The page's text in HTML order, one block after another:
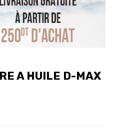
A HUILE D-MAX